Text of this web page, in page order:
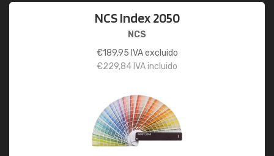
NCS Index 2050
NCS
€189,95 IVA excluido
€229,84 IVA incluido